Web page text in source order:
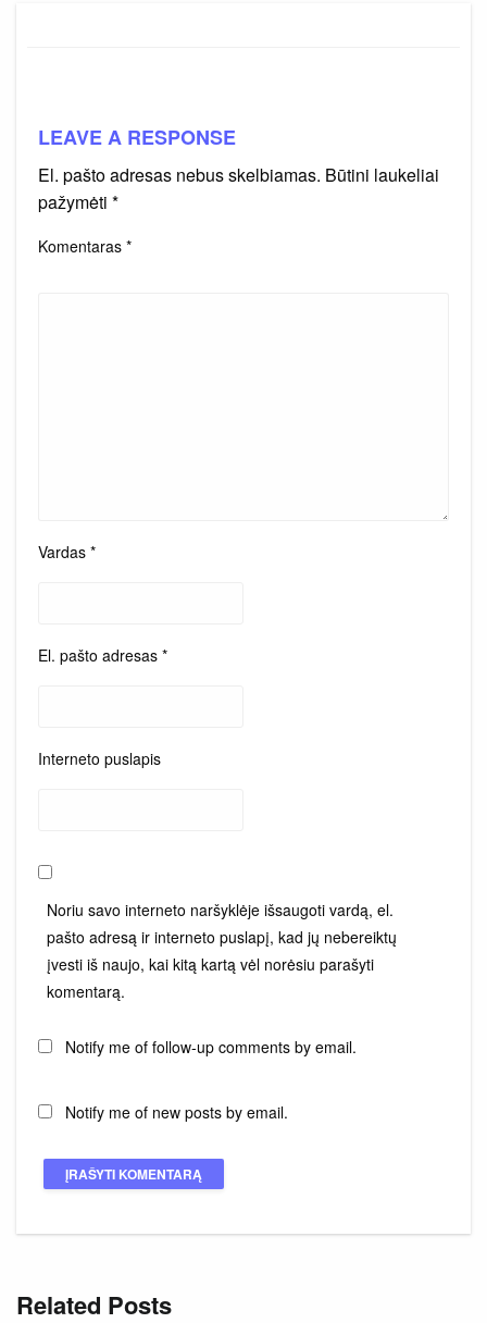
LEAVE A RESPONSE
El. pašto adresas nebus skelbiamas. Būtini laukeliai
pažymėti *
Komentaras *
Vardas *
El. pašto adresas *
Interneto puslapis
Noriu savo interneto naršyklėje išsaugoti vardą, el.
pašto adresą ir interneto puslapį, kad jų nebereiktų
įvesti iš naujo, kai kitą kartą vėl norėsiu parašyti
komentarą.
Notify me of follow-up comments by email.
Notify me of new posts by email.
Related Posts